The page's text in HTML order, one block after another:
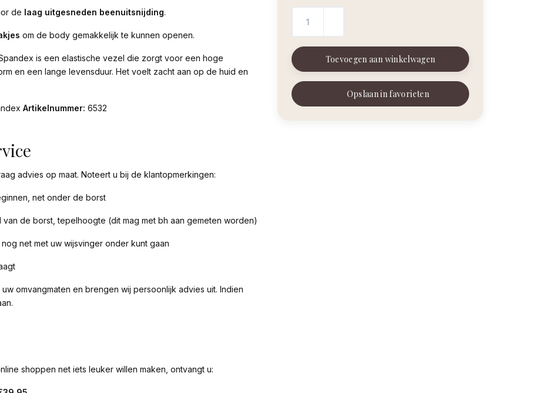
Toevoegen aan winkelwagen
Opslaan in favorieten
de laag uitgesneden beenuitsnijding.
om de body gemakkelijk te kunnen openen.
is een elastische vezel die zorgt voor een hoge
en een lange levensduur. Het voelt zacht aan op de huid en
Artikelnummer: 6532
advies op maat. Noteert u bij de klantopmerkingen:
net onder de borst
de borst, tepelhoogte (dit mag met bh aan gemeten worden)
net met uw wijsvinger onder kunt gaan
omvangmaten en brengen wij persoonlijk advies uit. Indien
shoppen net iets leuker willen maken, ontvangt u: